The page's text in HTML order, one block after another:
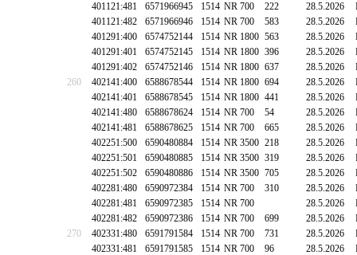
401121:481
6571966945 1514 NR 700 222 28.5.2026
401121:482
6571966946 1514 NR 700 583 28.5.2026
401291:400
6574752144 1514 NR 1800 563 28.5.2026
401291:401
6574752145 1514 NR 1800 396 28.5.2026
401291:402
6574752146 1514 NR 1800 637 28.5.2026
260
402141:400 6588678544 1514 NR 1800 694 28.5.2026
402141:401
6588678545 1514 NR 1800 441 28.5.2026
402141:480
6588678624 1514 NR 700 54 28.5.2026
402141:481
6588678625 1514 NR 700 665 28.5.2026
402251:500
6590480884 1514 NR 3500 218 28.5.2026
402251:501
6590480885 1514 NR 3500 319 28.5.2026
402251:502
6590480886 1514 NR 3500 705 28.5.2026
402281:480
6590972384 1514 NR 700 310 28.5.2026
402281:481
6590972385 1514 NR 700 28.5.2026
402281:482
6590972386 1514 NR 700 699 28.5.2026
270
402331:480 6591791584 1514 NR 700 731 28.5.2026
402331:481
6591791585 1514 NR 700 96 28.5.2026